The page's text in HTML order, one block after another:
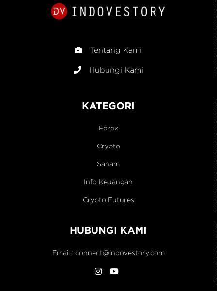
Tentang Kami
Hubungi Kami
KATEGORI
Forex
Crypto
Saham
Info Keuangan
Crypto Futures
HUBUNGI KAMI
Email : connect@indovestory.com